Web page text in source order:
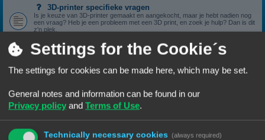
3D-printer specifieke vragen
Is je keuze van 3D-printer gemaakt en aangekocht, maar je hebt nadien nog
een vraag? Heb je een probleem met een 3D print, en zoek je hulp? Dan is dit
z'n plek.
3D print resultaten
Onderwerpen:6
Heb je een vraag omtrent je slicer software, we zien het graag hier
Onderwerpen:5
Handleidingen voor beginners & gevorderden
Settings for the Cookie´s
The settings for cookies can be made here, which may be set.
General notes and information can be found in our
Privacy policy and Terms of Use.
Technically necessary cookies (always required)